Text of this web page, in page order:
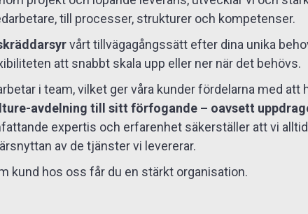
till processer, strukturer och kompetenser.
vårt tillvägagångssätt efter dina unika
att snabbt skala upp eller ner när det behövs.
i team, vilket ger våra kunder fördelarna med att
avdelning till sitt förfogande – oavsett
expertis och erfarenhet säkerställer att vi
av de tjänster vi levererar.
kund hos oss får du en stärkt organisation.